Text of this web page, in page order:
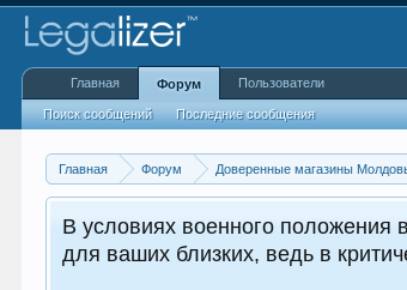
Главная Форум Доверенные магазины
В условиях военного положения
для ваших близких, ведь в
Главная Форум
Поиск сообщений Последние сообщения
Пользователи